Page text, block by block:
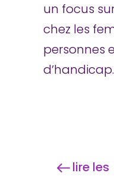
un focus
chez les
personnes
d’handicap.
lire les